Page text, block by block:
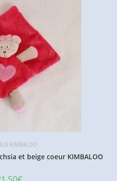
KIMBALOO
et beige coeur KIMBALOO